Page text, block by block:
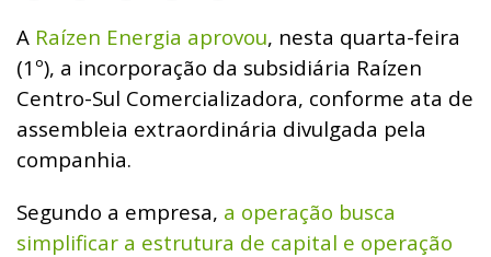
A Raízen Energia aprovou, nesta quarta-feira
(1º), a incorporação da subsidiária Raízen
Centro-Sul Comercializadora, conforme ata de
assembleia extraordinária divulgada pela
companhia.
Segundo a empresa, a operação busca
simplificar a estrutura de capital e operação